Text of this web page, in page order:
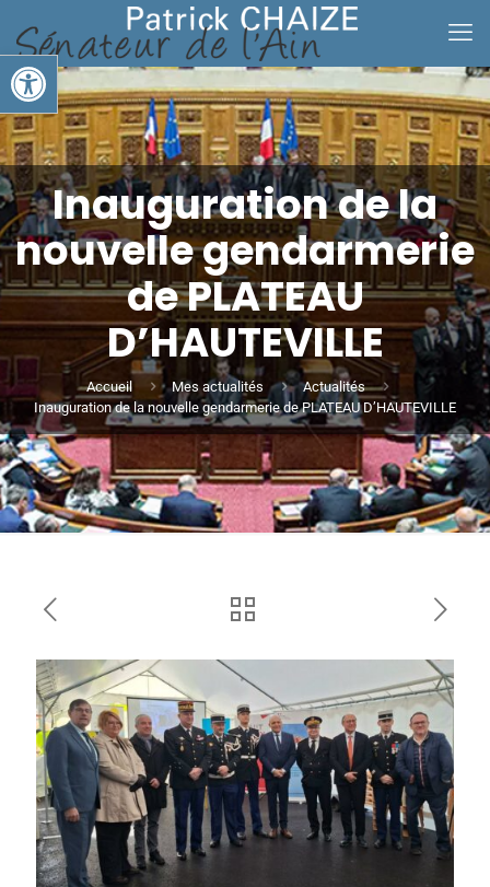
Ouvrir la barre d’outils
Inauguration de la
nouvelle gendarmerie
de PLATEAU
D’HAUTEVILLE
Accueil Mes actualités
Actualités
Inauguration de la nouvelle gendarmerie de PLATEAU D’HAUTEVILLE